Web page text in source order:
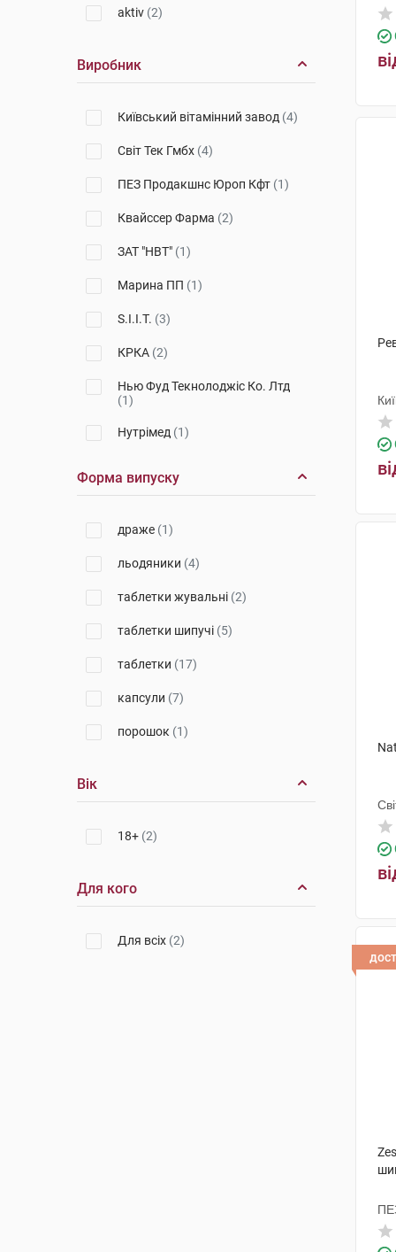
aktiv (2)
Виробник
Київський вітамінний завод (4)
Світ Тек Гмбх (4)
ПЕЗ Продакшнс Юроп Кфт (1)
Квайссер Фарма (2)
ЗАТ "НВТ" (1)
Марина ПП (1)
S.I.I.T. (3)
КРКА (2)
Нью Фуд Текнолоджіс Ко. Лтд
(1)
Нутрімед (1)
Юва Санте Інтернешинал(1)
Ігл Нутрішиналс
Мега Лайфсайенсіз
Вітаміни(2)
Нов Фудс (1)
Актілайф Нутрішн ТОВ
Свісс Капс(1)
Новатор Фарма
Іннофарма(1)
Дельфарм Гайард
Форма випуску
драже (1)
льодяники (4)
таблетки жувальні (2)
таблетки шипучі (5)
таблетки (17)
капсули (7)
порошок (1)
Вік
18+ (2)
Для кого
Для всіх (2)